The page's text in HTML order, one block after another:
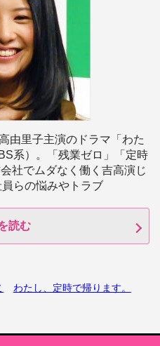
由里子主演のドラマ「わた
系）。「残業ゼロ」「定時
社でムダなく働く吉高演じ
らの悩みやトラブ
読む
わたし、定時で帰ります。